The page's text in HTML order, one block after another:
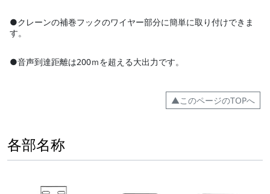
●クレーンの補巻フックのワイヤー部分に簡単に取り付けできま
す。
●音声到達距離は200ｍを超える大出力です。
▲このページのTOPへ
各部名称